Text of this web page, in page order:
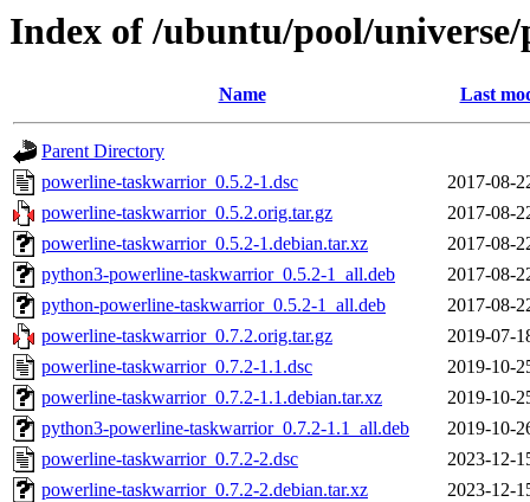
Index of /ubuntu/pool/
Name Last
Parent Directory
powerline-taskwarrior_0.5.2-1.dsc
2017-08-
powerline-taskwarrior_0.5.2.orig.tar.gz
2017-08-
powerline-taskwarrior_0.5.2-1.debian.tar.xz
2017-08-
python3-powerline-taskwarrior_0.5.2-1_all.deb
2017-08-
python-powerline-taskwarrior_0.5.2-1_all.deb
2017-08-
powerline-taskwarrior_0.7.2.orig.tar.gz
2019-07-
powerline-taskwarrior_0.7.2-1.1.dsc
2019-10-
powerline-taskwarrior_0.7.2-1.1.debian.tar.xz
2019-10-
python3-powerline-taskwarrior_0.7.2-1.1_all.deb
2019-10-
powerline-taskwarrior_0.7.2-2.dsc
2023-12-
powerline-taskwarrior_0.7.2-2.debian.tar.xz
2023-12-